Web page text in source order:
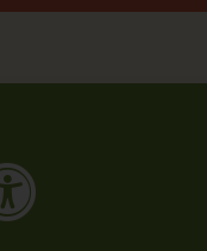
fuente de riqueza
salud para todos. De